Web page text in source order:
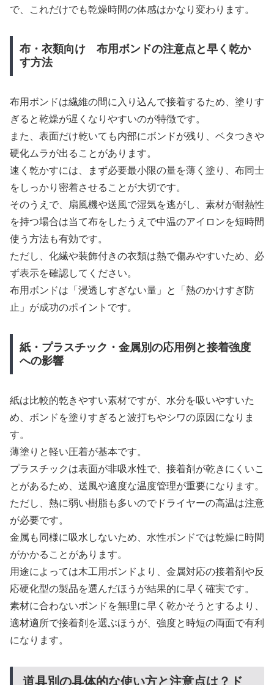
で、これだけでも乾燥時間の体感はかなり変わります。
布・衣類向け 布用ボンドの注意点と早く乾か
す方法
布用ボンドは繊維の間に入り込んで接着するため、塗りす
ぎると乾燥が遅くなりやすいのが特徴です。
また、表面だけ乾いても内部にボンドが残り、ベタつきや
硬化ムラが出ることがあります。
速く乾かすには、まず必要最小限の量を薄く塗り、布同士
をしっかり密着させることが大切です。
そのうえで、扇風機や送風で湿気を逃がし、素材が耐熱性
を持つ場合は当て布をしたうえで中温のアイロンを短時間
使う方法も有効です。
ただし、化繊や装飾付きの衣類は熱で傷みやすいため、必
ず表示を確認してください。
布用ボンドは「浸透しすぎない量」と「熱のかけすぎ防
止」が成功のポイントです。
紙・プラスチック・金属別の応用例と接着強度
への影響
紙は比較的乾きやすい素材ですが、水分を吸いやすいた
め、ボンドを塗りすぎると波打ちやシワの原因になりま
す。
薄塗りと軽い圧着が基本です。
プラスチックは表面が非吸水性で、接着剤が乾きにくいこ
とがあるため、送風や適度な温度管理が重要になります。
ただし、熱に弱い樹脂も多いのでドライヤーの高温は注意
が必要です。
金属も同様に吸水しないため、水性ボンドでは乾燥に時間
がかかることがあります。
用途によっては木工用ボンドより、金属対応の接着剤や反
応硬化型の製品を選んだほうが結果的に早く確実です。
素材に合わないボンドを無理に早く乾かそうとするより、
適材適所で接着剤を選ぶほうが、強度と時短の両面で有利
になります。
道具別の具体的な使い方と注意点は？ド